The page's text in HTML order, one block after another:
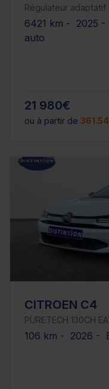
Régulateur adaptatif
6421 km - 2025
auto
21 980€
ou à partir de
CITROEN C4
PURETECH 130CH
106 km - 2026 -